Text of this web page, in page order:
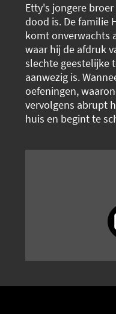
Etty's jongere
dood is. De familie
komt onverwachts
waar hij de afdruk
slechte geestelijke
aanwezig is.
oefeningen,
vervolgens abrupt
huis en begint te